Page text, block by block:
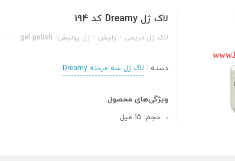
لاک ژل Dreamy کد 194
لاک ژل دریمی - ژلیش - ژل پولیش- gel polish
دسته : لاک ژل سه مرحله Dreamy
ویژگی‌های محصول
حجم: 15 میل